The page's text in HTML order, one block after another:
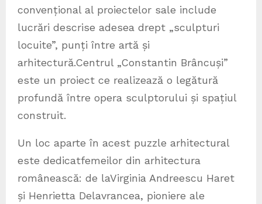
convențional al proiectelor sale include
lucrări descrise adesea drept „sculpturi
locuite”, punți între artă și
arhitectură.Centrul „Constantin Brâncuși”
este un proiect ce realizează o legătură
profundă între opera sculptorului și spațiul
construit.
Un loc aparte în acest puzzle arhitectural
este dedicatfemeilor din arhitectura
românească: de laVirginia Andreescu Haret
și Henrietta Delavrancea, pioniere ale